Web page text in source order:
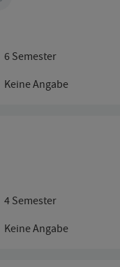
6 Semester
Keine Angabe
4 Semester
Keine Angabe